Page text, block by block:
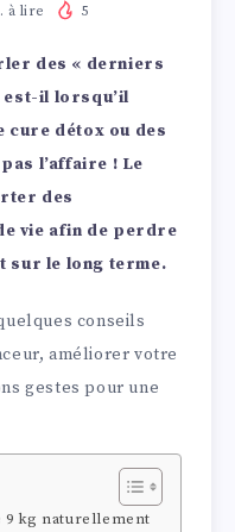
à lire 5
des « derniers
est-il lorsqu’il
cure détox ou des
l’affaire ! Le
des
vie afin de perdre
sur le long terme.
conseils
améliorer votre
gestes pour une
kg naturellement